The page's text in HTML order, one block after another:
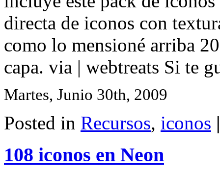
directa de iconos con
como lo mensioné arriba
capa. via | webtreats Si te
Martes, Junio 30th, 2009
Posted in Recursos, iconos |
108 iconos en Neon